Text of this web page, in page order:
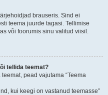
brauseris. Sind ei
teema juurde tagasi. Tellimise
või foorumis sinu valitud viisil.
tellida teemat?
pead vajutama “Teema
kui keegi on vastanud teemasse”